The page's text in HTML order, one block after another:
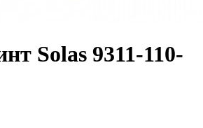
Solas 9311-110-